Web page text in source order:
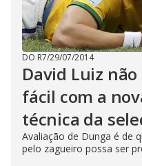
DO R7/29/07/2014
David Luiz
fácil com a
técnica da
Avaliação de Dunga é de
pelo zagueiro possa ser